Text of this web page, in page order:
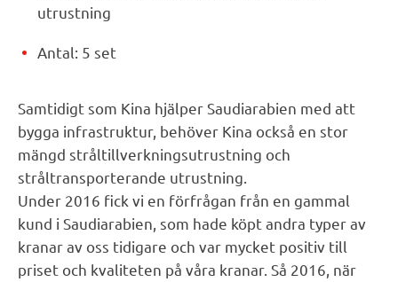
utrustning
Antal: 5 set
Samtidigt som Kina hjälper Saudiarabien med att
bygga infrastruktur, behöver Kina också en stor
mängd stråltillverkningsutrustning och
stråltransporterande utrustning.
Under 2016 fick vi en förfrågan från en gammal
kund i Saudiarabien, som hade köpt andra typer av
kranar av oss tidigare och var mycket positiv till
priset och kvaliteten på våra kranar. Så 2016, när